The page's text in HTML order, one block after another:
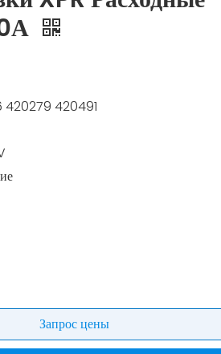
420279 420491
Запрос цены